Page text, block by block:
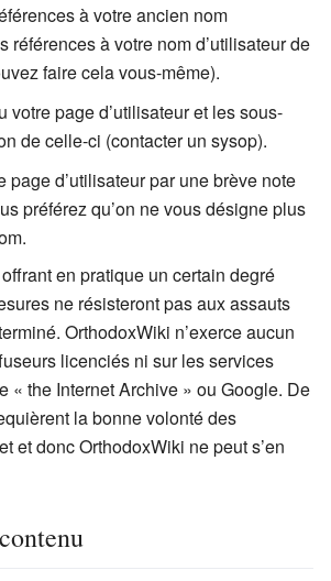
à votre ancien nom
références à votre nom d’utilisateur de
faire cela vous-même).
votre page d’utilisateur et les sous-
de celle-ci (contacter un sysop).
page d’utilisateur par une brève note
préférez qu’on ne vous désigne plus
en pratique un certain degré
ne résisteront pas aux assauts
OrthodoxWiki n’exerce aucun
licenciés ni sur les services
« the Internet Archive » ou Google. De
la bonne volonté des
et donc OrthodoxWiki ne peut s’en